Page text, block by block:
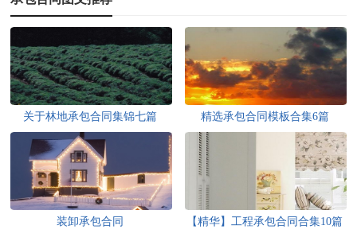
关于林地承包合同集锦七篇 精选承包合同模板合集6篇
装卸承包合同 【精华】工程承包合同合集10篇